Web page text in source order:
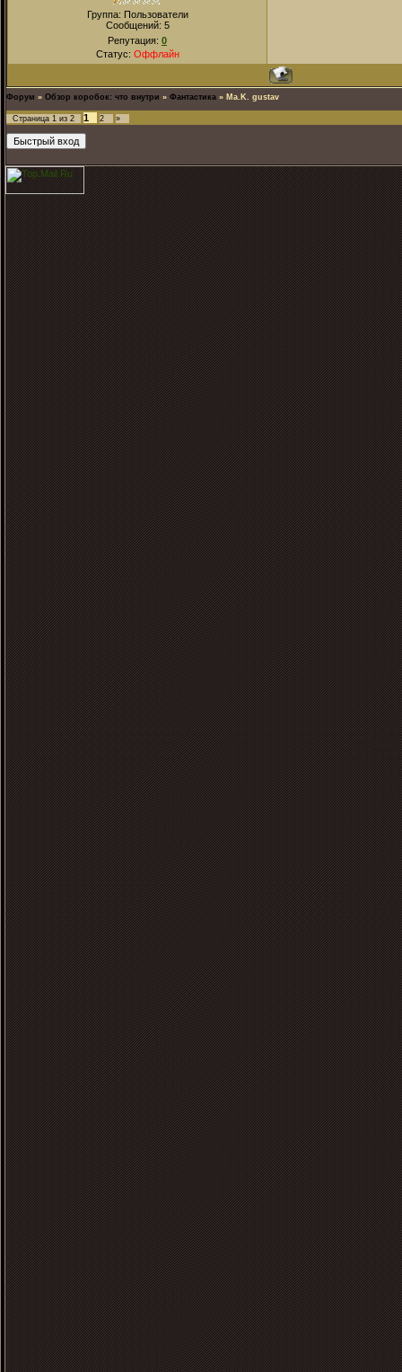
Группа: Пользователи
Сообщений: 5
Репутация: 0
Статус: Оффлайн
Форум » Обзор коробок: что внутри » Фантастика » Ma.K. gustav
Страница 1 из 2 1 2 »